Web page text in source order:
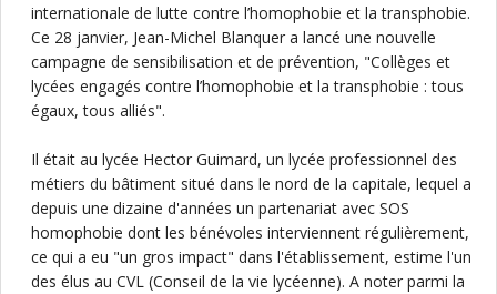
internationale de lutte contre l’homophobie et la transphobie.
Ce 28 janvier, Jean-Michel Blanquer a lancé une nouvelle
campagne de sensibilisation et de prévention, "Collèges et
lycées engagés contre l’homophobie et la transphobie : tous
égaux, tous alliés".
Il était au lycée Hector Guimard, un lycée professionnel des
métiers du bâtiment situé dans le nord de la capitale, lequel a
depuis une dizaine d'années un partenariat avec SOS
homophobie dont les bénévoles interviennent régulièrement,
ce qui a eu "un gros impact" dans l'établissement, estime l'un
des élus au CVL (Conseil de la vie lycéenne). A noter parmi la